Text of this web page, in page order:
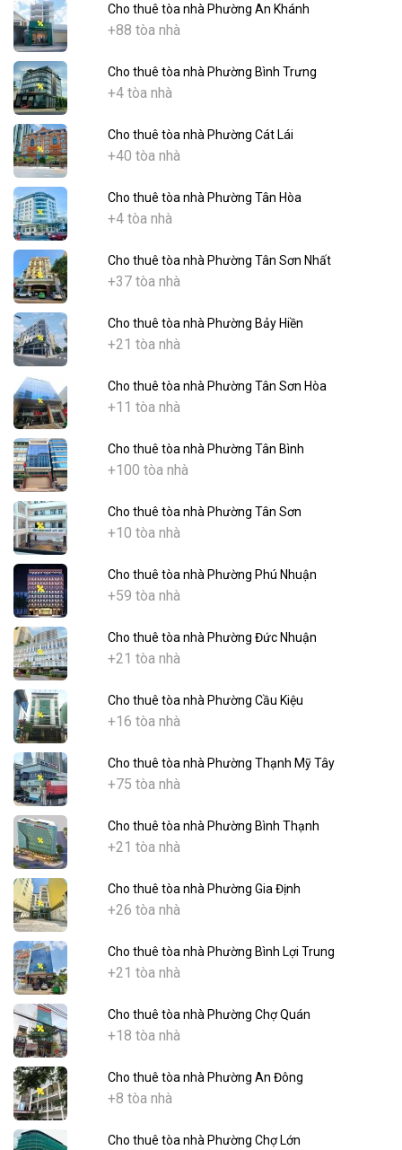
Cho thuê tòa nhà Phường An Khánh
+88 tòa nhà
Cho thuê tòa nhà Phường Bình Trưng
+4 tòa nhà
Cho thuê tòa nhà Phường Cát Lái
+40 tòa nhà
Cho thuê tòa nhà Phường Tân Hòa
+4 tòa nhà
Cho thuê tòa nhà Phường Tân Sơn Nhất
+37 tòa nhà
Cho thuê tòa nhà Phường Bảy Hiền
+21 tòa nhà
Cho thuê tòa nhà Phường Tân Sơn Hòa
+11 tòa nhà
Cho thuê tòa nhà Phường Tân Bình
+100 tòa nhà
Cho thuê tòa nhà Phường Tân Sơn
+10 tòa nhà
Cho thuê tòa nhà Phường Phú Nhuận
+59 tòa nhà
Cho thuê tòa nhà Phường Đức Nhuận
+21 tòa nhà
Cho thuê tòa nhà Phường Cầu Kiệu
+16 tòa nhà
Cho thuê tòa nhà Phường Thạnh Mỹ Tây
+75 tòa nhà
Cho thuê tòa nhà Phường Bình Thạnh
+21 tòa nhà
Cho thuê tòa nhà Phường Gia Định
+26 tòa nhà
Cho thuê tòa nhà Phường Bình Lợi Trung
+21 tòa nhà
Cho thuê tòa nhà Phường Chợ Quán
+18 tòa nhà
Cho thuê tòa nhà Phường An Đông
+8 tòa nhà
Cho thuê tòa nhà Phường Chợ Lớn